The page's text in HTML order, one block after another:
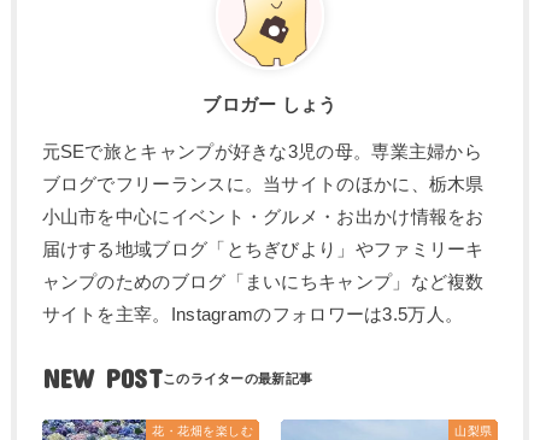
ブロガー しょう
元SEで旅とキャンプが好きな3児の母。専業主婦から
ブログでフリーランスに。当サイトのほかに、栃木県
小山市を中心にイベント・グルメ・お出かけ情報をお
届けする地域ブログ「とちぎびより」やファミリーキ
ャンプのためのブログ「まいにちキャンプ」など複数
サイトを主宰。Instagramのフォロワーは3.5万人。
NEW POST
花・花畑を楽しむ 山梨県